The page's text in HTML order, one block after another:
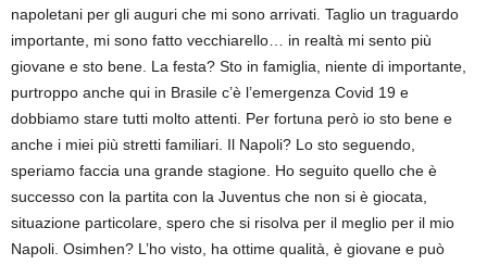
napoletani per gli auguri che mi sono arrivati. Taglio un traguardo
importante, mi sono fatto vecchiarello… in realtà mi sento più
giovane e sto bene. La festa? Sto in famiglia, niente di importante,
purtroppo anche qui in Brasile c’è l’emergenza Covid 19 e
dobbiamo stare tutti molto attenti. Per fortuna però io sto bene e
anche i miei più stretti familiari. Il Napoli? Lo sto seguendo,
speriamo faccia una grande stagione. Ho seguito quello che è
successo con la partita con la Juventus che non si è giocata,
situazione particolare, spero che si risolva per il meglio per il mio
Napoli. Osimhen? L’ho visto, ha ottime qualità, è giovane e può